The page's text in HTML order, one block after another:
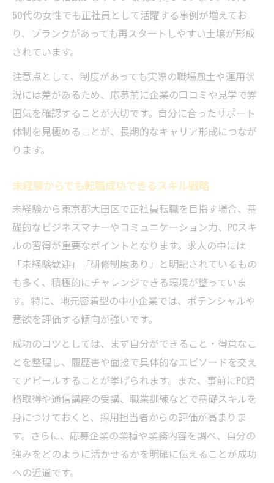
50代の女性でも正社員として活躍する事例が増えてお
り、ブランクがあっても再スタートしやすい土壌が形成
されています。
注意点として、制度があっても実際の職場風土や運用状
況には差があるため、応募前に企業の口コミや見学で雰
囲気を確認することが大切です。自分に合ったサポート
体制を見極めることが、長期的なキャリア形成につなが
ります。
未経験からでも転職成功できるスキル戦略
未経験から東京都大田区で正社員転職を目指す場合、基
礎的なビジネスマナーやコミュニケーション力、PCスキ
ルの習得が重要なポイントとなります。求人の中には
「未経験歓迎」「研修制度あり」と明記されているもの
も多く、積極的にチャレンジできる環境が整っていま
す。特に、地元密着型の中小企業では、ポテンシャルや
意欲を評価する傾向が強いです。
成功のコツとしては、まず自分ができること・得意なこ
とを整理し、履歴書や面接で具体的なエピソードを交え
てアピールすることが挙げられます。また、事前にPC資
格取得や通信講座の受講、職業訓練などで基礎スキルを
身につけておくと、採用担当者からの評価が高まりま
す。さらに、応募企業の業種や業務内容を調べ、自分の
強みをどのように活かせるかを明確に伝えることが成功
への近道です。